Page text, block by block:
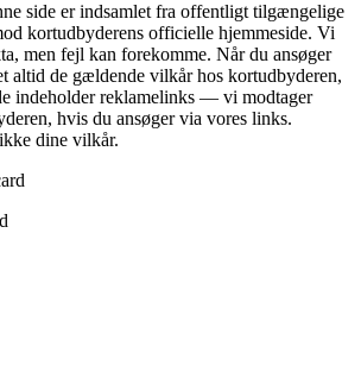
side er indsamlet fra offentligt tilgængelige
kortudbyderens officielle hjemmeside. Vi
men fejl kan forekomme. Når du ansøger
altid de gældende vilkår hos kortudbyderen,
indeholder reklamelinks — vi modtager
hvis du ansøger via vores links.
dine vilkår.